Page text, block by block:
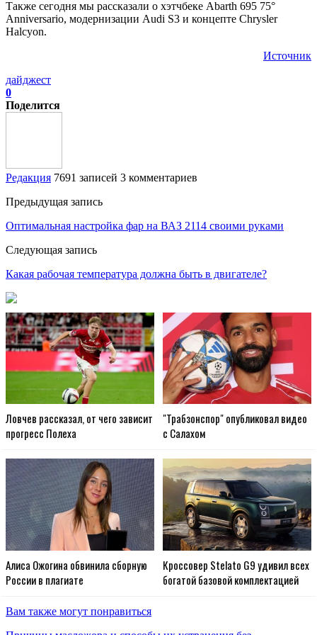
Также сегодня мы рассказали о хэтчбеке Abarth 695 75°
Anniversario, модернизации Audi S3 и концепте Chrysler
Halcyon.
Источник
дайджест
0
Поделится
Редакция 7691 записей 3 комментариев
Предыдущая запись
Оптимальная настройка фар на ВАЗ 2114 своими руками
Следующая запись
Какая рабочая температура должна быть в двигателе?
Ловчев рассказал, от чего зависит
прогресс Полеха
"Трабзонспор" опубликовал видео
с Салахом
Алиса Ожогина обвинила сборную
России в плагиате
Кроссовер Stelato G9 удивил всех
богатой базовой комплектацией
Вам также могут понравиться